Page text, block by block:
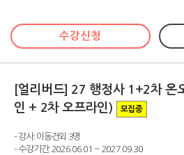
수강신청
[얼리버드] 27 행정사 1+2차 온
인 + 2차 오프라인)
모집중
- 강사: 이동건외 3명
- 수강기간: 2026.06.01 ~ 2027.09.30